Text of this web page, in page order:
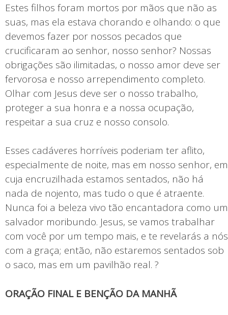
Estes filhos foram mortos por mãos que não as
suas, mas ela estava chorando e olhando: o que
devemos fazer por nossos pecados que
crucificaram ao senhor, nosso senhor? Nossas
obrigações são ilimitadas, o nosso amor deve ser
fervorosa e nosso arrependimento completo.
Olhar com Jesus deve ser o nosso trabalho,
proteger a sua honra e a nossa ocupação,
respeitar a sua cruz e nosso consolo.
Esses cadáveres horríveis poderiam ter aflito,
especialmente de noite, mas em nosso senhor, em
cuja encruzilhada estamos sentados, não há
nada de nojento, mas tudo o que é atraente.
Nunca foi a beleza vivo tão encantadora como um
salvador moribundo. Jesus, se vamos trabalhar
com você por um tempo mais, e te revelarás a nós
com a graça; então, não estaremos sentados sob
o saco, mas em um pavilhão real. ?
ORAÇÃO FINAL E BENÇÃO DA MANHÃ